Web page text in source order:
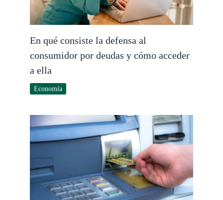
En qué consiste la defensa al
consumidor por deudas y cómo acceder
a ella
Economía